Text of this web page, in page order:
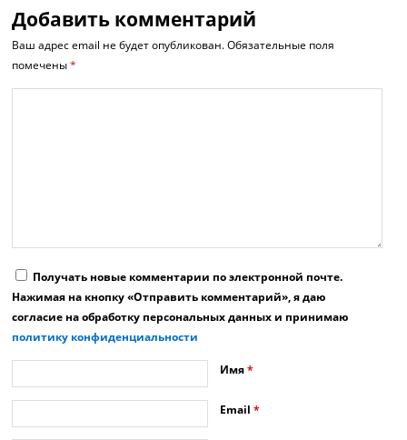
Добавить комментарий
Ваш адрес email не будет опубликован. Обязательные поля
помечены*
Получать новые комментарии по электронной почте.
Нажимая на кнопку «Отправить комментарий», я даю
согласие на обработку персональных данных и принимаю
политику конфиденциальности
Имя*
Email*